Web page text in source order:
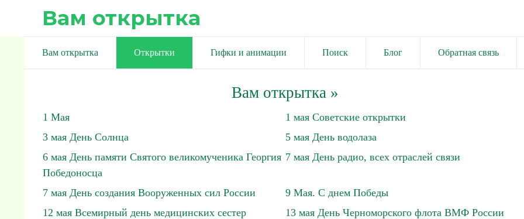
Вам открытка
Вам открытка Открытки Гифки и анимации Поиск Блог Обратная связь
Вам открытка»
1 Мая
1 мая Советские открытки
3 мая День Солнца
5 мая День водолаза
6 мая День памяти Святого великомученика Георгия
Победоносца
7 мая День радио, всех отраслей связи
7 мая День создания Вооруженных сил России
9 Мая. С днем Победы
12 мая Всемирный день медицинских сестер
13 мая День Черноморского флота ВМФ России